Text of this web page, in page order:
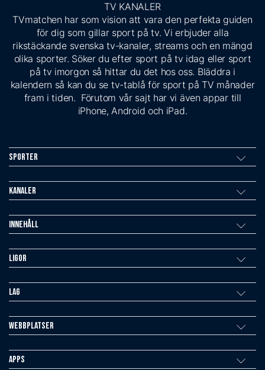
TV KANALER
TVmatchen har som vision att vara den perfekta guiden
för dig som gillar sport på tv. Vi erbjuder alla
rikstäckande svenska tv-kanaler, streams och en mängd
olika sporter. Söker du efter sport på tv idag eller sport
på tv imorgon så hittar du det hos oss. Bläddra i
kalendern så kan du se tv-tablå för sport på TV månader
fram i tiden. Förutom vår sajt har vi även appar till
iPhone, Android och iPad.
Sporter
Kanaler
Innehåll
Ligor
Lag
Webbplatser
Apps